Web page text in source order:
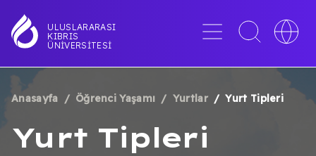
içeriğe
atla
ULUSLARARASI
KIBRIS
ÜNIVERSITESI
Menü
Toggle
search
Toggle
YOLU
Anasayfa Öğrenci Yaşamı Yurtlar Yurt Tipleri
Yurt Tipleri